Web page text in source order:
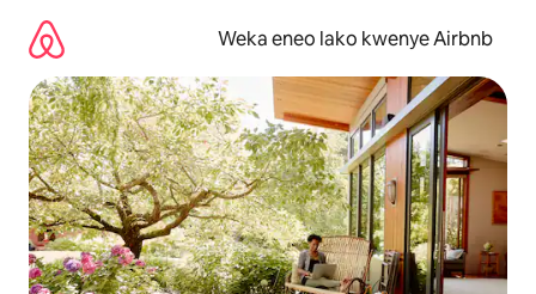
kwenda
kwenye
maudhui
Weka eneo lako kwenye Airbnb